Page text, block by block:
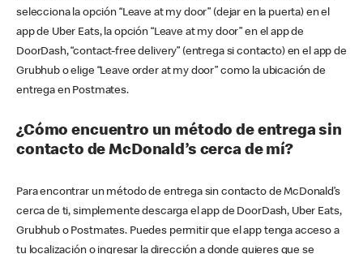
selecciona la opción “Leave at my door” (dejar en la puerta) en el
app de Uber Eats, la opción “Leave at my door” en el app de
DoorDash, “contact-free delivery” (entrega si contacto) en el app de
Grubhub o elige “Leave order at my door” como la ubicación de
entrega en Postmates.
¿Cómo encuentro un método de entrega sin
contacto de McDonald’s cerca de mí?
Para encontrar un método de entrega sin contacto de McDonald’s
cerca de ti, simplemente descarga el app de DoorDash, Uber Eats,
Grubhub o Postmates. Puedes permitir que el app tenga acceso a
tu localización o ingresar la dirección a donde quieres que se